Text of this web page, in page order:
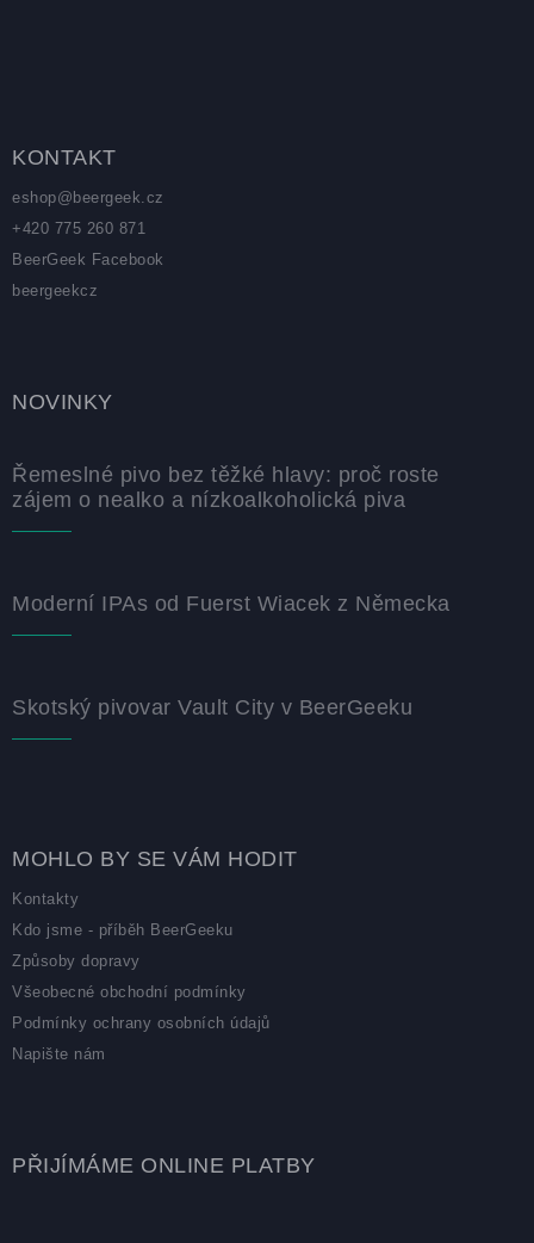
KONTAKT
eshop@beergeek.cz
+420 775 260 871
BeerGeek Facebook
beergeekcz
NOVINKY
Řemeslné pivo bez těžké hlavy: proč roste
zájem o nealko a nízkoalkoholická piva
Moderní IPAs od Fuerst Wiacek z Německa
Skotský pivovar Vault City v BeerGeeku
MOHLO BY SE VÁM HODIT
Kontakty
Kdo jsme - příběh BeerGeeku
Způsoby dopravy
Všeobecné obchodní podmínky
Podmínky ochrany osobních údajů
Napište nám
PŘIJÍMÁME ONLINE PLATBY